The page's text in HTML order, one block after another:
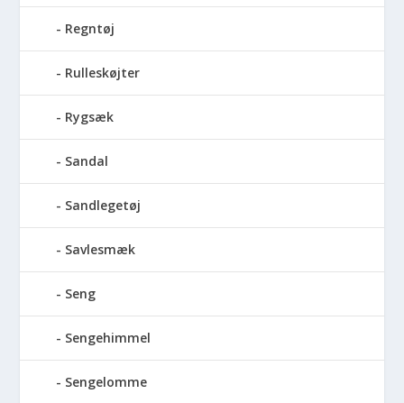
Regntøj
Rulleskøjter
Rygsæk
Sandal
Sandlegetøj
Savlesmæk
Seng
Sengehimmel
Sengelomme